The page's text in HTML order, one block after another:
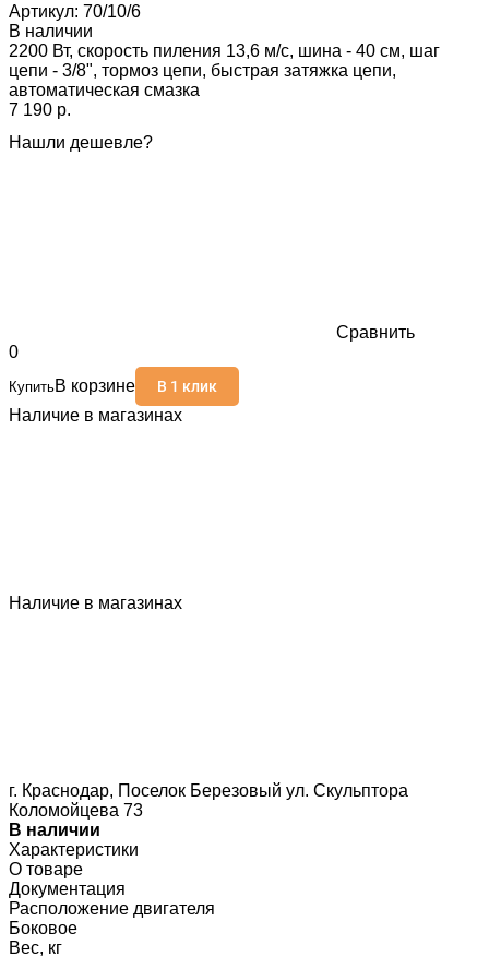
Артикул: 70/10/6
В наличии
2200 Вт, скорость пиления 13,6 м/с, шина - 40 см, шаг
цепи - 3/8", тормоз цепи, быстрая затяжка цепи,
автоматическая смазка
7 190 p.
Нашли дешевле?
Сравнить
0
КупитьВ корзине В 1 клик
Наличие в магазинах
Наличие в магазинах
г. Краснодар, Поселок Березовый ул. Скульптора
Коломойцева 73
В наличии
Характеристики
О товаре
Документация
Расположение двигателя
Боковое
Вес, кг